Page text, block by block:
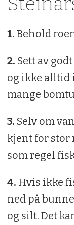
1. Behold
2. Sett av
og ikke alltid
mange
3. Selv om
kjent for stor
som regel
4. Hvis ikke
ned på
og silt. Det